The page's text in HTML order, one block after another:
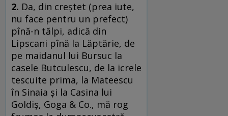
2. Da, din creştet (prea iute,
nu face pentru un prefect)
pînă-n tălpi, adică din
Lipscani pînă la Lăptărie, de
pe maidanul lui Bursuc la
casele Butculescu, de la icrele
tescuite prima, la Mateescu
în Sinaia şi la Casina lui
Goldiş, Goga & Co., mă rog